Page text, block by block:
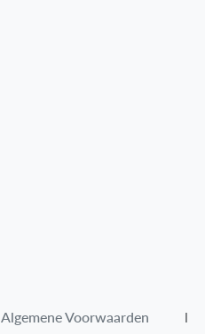
Algemene Voorwaarden​
l